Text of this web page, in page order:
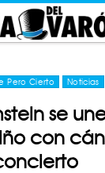
Pero Cierto Noticias
se
con